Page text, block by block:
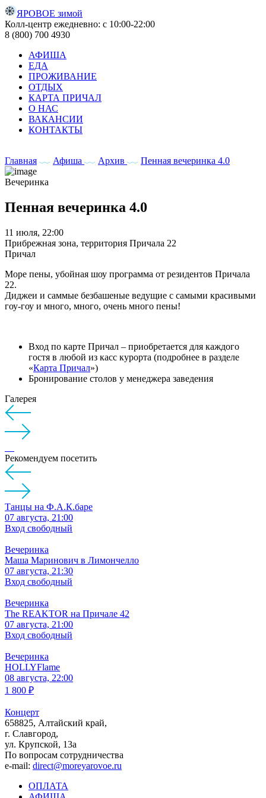
ЯРОВОЕ зимой
Колл-центр ежедневно: с 10:00-22:00
8 (800) 700 4930
АФИША
ЕДА
ПРОЖИВАНИЕ
ОТДЫХ
КАРТА ПРИЧАЛ
О НАС
ВАКАНСИИ
КОНТАКТЫ
Главная Афиша Архив Пенная вечеринка 4.0
Вечеринка
Пенная вечеринка 4.0
11 июля, 22:00
Прибрежная зона, территория Причала 22
Причал
Море пены, убойная шоу программа от резидентов Причала
22.
Диджеи и саммые безбашеные ведущие с самыми красивыми
гоу-гоу и много, много, очень много пены!
Вход по карте Причал – приобретается для каждого
гостя в любой из касс курорта (подробнее в разделе
«Карта Причал»)
Бронирование столов у менеджера заведения
Галерея
Рекомендуем посетить
Танцы на Ф.A.К.баре
07 августа, 21:00
Вход свободный
Вечеринка
Маша Маринович в Лимончелло
07 августа, 21:30
Вход свободный
Вечеринка
The REAKTOR на Причале 42
07 августа, 21:00
Вход свободный
Вечеринка
HOLLYFlame
08 августа, 22:00
1 800 ₽
Концерт
658825, Алтайский край,
г. Славгород,
ул. Крупской, 13а
По вопросам сотрудничества
e-mail: direct@moreyarovoe.ru
ОПЛАТА